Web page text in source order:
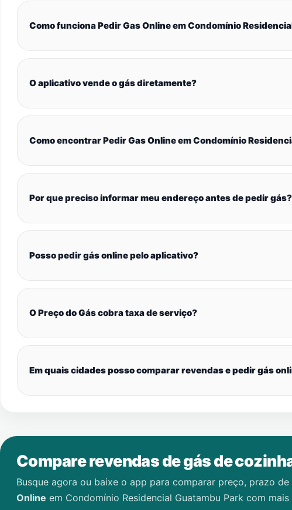
Como funciona Pedir Gas Online em Condomínio
O aplicativo vende o gás diretamente?
Como encontrar Pedir Gas Online em Condomínio
Por que preciso informar meu endereço antes de pedir gás?
Posso pedir gás online pelo aplicativo?
O Preço do Gás cobra taxa de serviço?
Em quais cidades posso comparar revendas e pedir gás
Compare revendas de gás de
Busque agora ou baixe o app para comparar preço, prazo
Online em Condomínio Residencial Guatambu Park com mais